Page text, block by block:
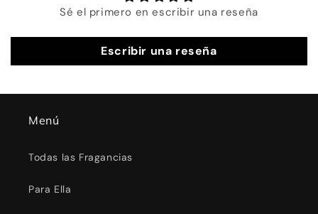
Sé el primero en escribir una reseña
Escribir una reseña
Menú
Todas las Fragancias
Para Ella